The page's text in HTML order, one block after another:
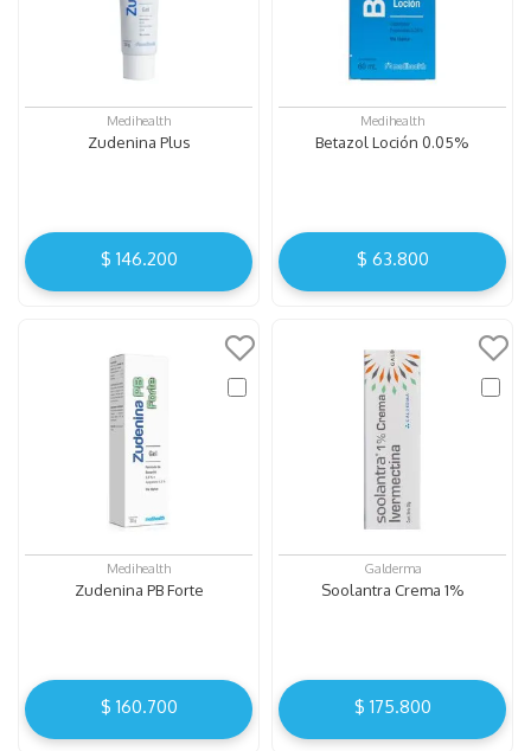
Medihealth
Zudenina Plus
$ 146.200
Medihealth
Betazol Loción 0.05%
$ 63.800
Medihealth
Zudenina PB Forte
$ 160.700
Galderma
Soolantra Crema 1%
$ 175.800